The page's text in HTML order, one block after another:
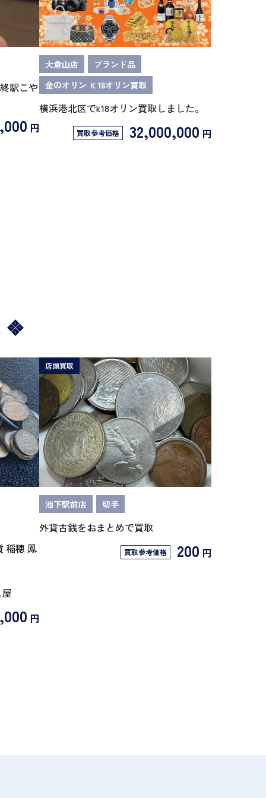
駅こや
円
大倉山店
ブランド品
金のオリン Ｋ18オリン買取
横浜港北区でk18オリン買取しました。
買取参考価格 32,000,000 円
稲穂 鳳
屋
円
店頭買取
池下駅前店 切手
外貨古銭をおまとめで買取
買取参考価格 200 円